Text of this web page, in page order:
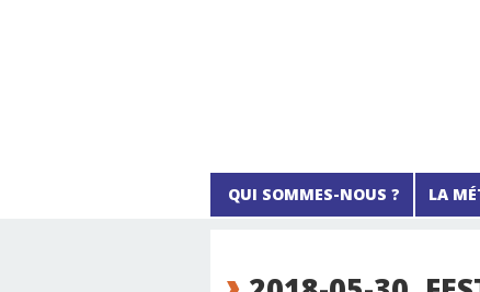
QUI SOMMES-NOUS ? LA